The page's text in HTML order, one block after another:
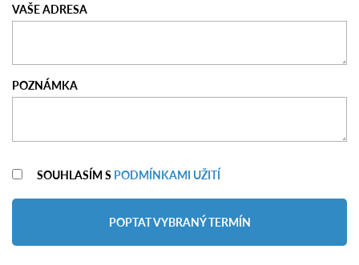
VAŠE ADRESA
POZNÁMKA
SOUHLASÍM S PODMÍNKAMI UŽITÍ
POPTAT VYBRANÝ TERMÍN